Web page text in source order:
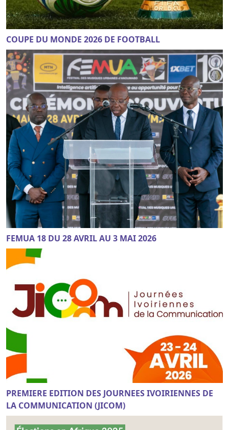
COUPE DU MONDE 2026 DE FOOTBALL
FEMUA 18 DU 28 AVRIL AU 3 MAI 2026
PREMIERE EDITION DES JOURNEES IVOIRIENNES DE
LA COMMUNICATION (JICOM)